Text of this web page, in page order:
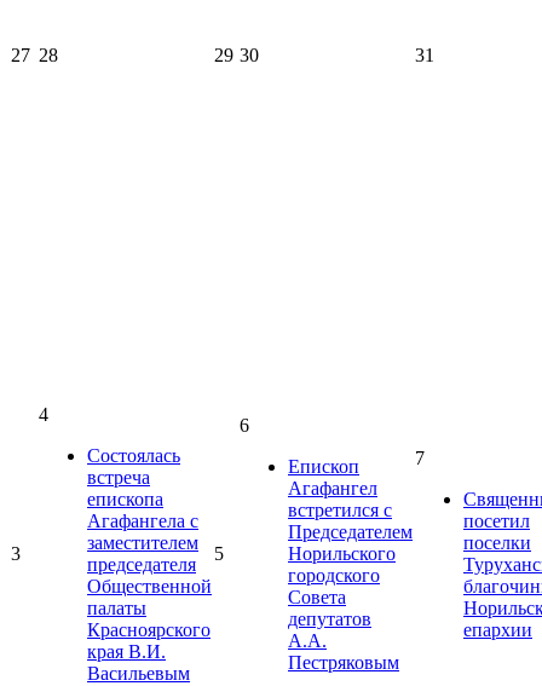
27 28 29 30 31
3
4
Состоялась
встреча
епископа
Агафангела с
заместителем
председателя
Общественной
палаты
Красноярского
края В.И.
Васильевым
5
6
Епископ
Агафангел
встретился с
Председателем
Норильского
городского
Совета
депутатов
А.А.
Пестряковым
7
посетил
поселки
епархии